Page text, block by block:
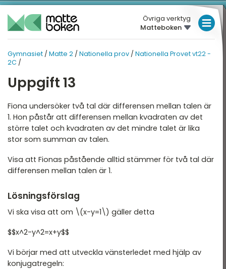
Övriga verktyg
Matteboken
Gymnasiet / Matte 2 / Nationella prov / Nationella Provet vt22 -
2C /
Uppgift 13
Fiona undersöker två tal där differensen mellan talen är
1. Hon påstår att differensen mellan kvadraten av det
större talet och kvadraten av det mindre talet är lika
stor som summan av talen.
Visa att Fionas påstående alltid stämmer för två tal där
differensen mellan talen är 1.
Lösningsförslag
Vi ska visa att om \(x-y=1\) gäller detta
$$x^2-y^2=x+y$$
Vi börjar med att utveckla vänsterledet med hjälp av
konjugatregeln:
LÅGSTADIET
MELLANSTADIET
GYMNASIET
GYMNASIET
2
och grafer
och geometri
prov
MATTE 2
Nationella Provet vt22 -
2A
2B
Nationella Provet vt15 -
2A
HÖGSKOLEPROV
MATTE PÅ LÄTT SV